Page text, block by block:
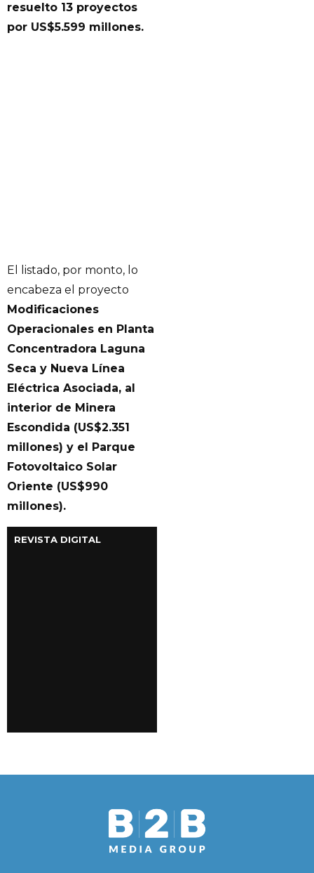
resuelto 13 proyectos
por US$5.599 millones.
El listado, por monto, lo
encabeza el proyecto
Modificaciones
Operacionales en Planta
Concentradora Laguna
Seca y Nueva Línea
Eléctrica Asociada, al
interior de Minera
Escondida (US$2.351
millones) y el Parque
Fotovoltaico Solar
Oriente (US$990
millones).
REVISTA DIGITAL